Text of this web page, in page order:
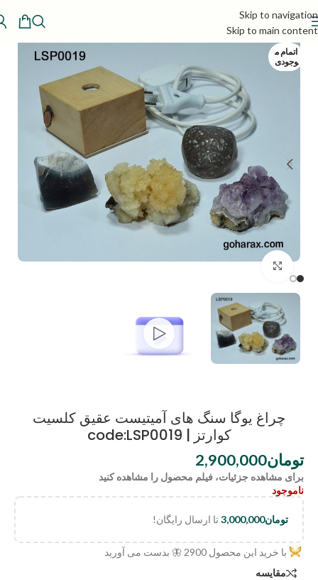
Skip to navigation
Skip to main content
اتمام م
وجودی
چراغ یوگا سنگ های آمیتیست عقیق کلسیت
کوارتز | code:LSP0019
تومان2,900,000
برای مشاهده جزئیات، فیلم محصول را مشاهده کنید
ناموجود
تومان3,000,000تا ارسال رایگان!
با خرید این محصول 2900 🦋 بدست می آورید
مقایسه